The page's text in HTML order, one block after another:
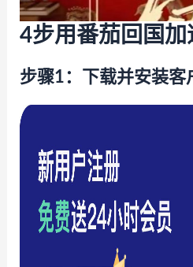
4步用番茄回国加
步骤1：下载并安装客